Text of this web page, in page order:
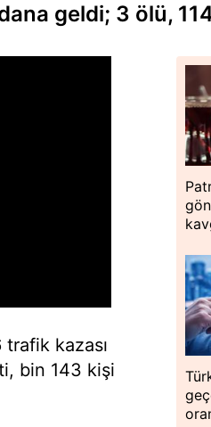
geldi; 3 ölü,
kazası
bin 143 kişi